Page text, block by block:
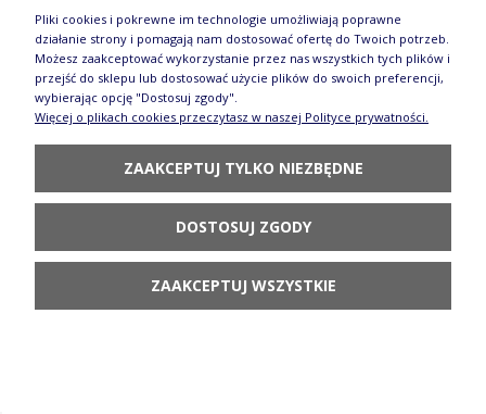
DO KOSZYKA
Miska tulipan Ø 14,9 cm V 0,5 L Bolesławiec
GU848DEK149Art
Pliki cookies i pokrewne im technologie umożliwiają poprawne
działanie strony i pomagają nam dostosować ofertę do Twoich potrzeb.
Możesz zaakceptować wykorzystanie przez nas wszystkich tych plików i
przejść do sklepu lub dostosować użycie plików do swoich preferencji,
wybierając opcję "Dostosuj zgody".
Więcej o plikach cookies przeczytasz w naszej Polityce prywatności.
ZAAKCEPTUJ TYLKO NIEZBĘDNE
DOSTOSUJ ZGODY
ZAAKCEPTUJ WSZYSTKIE